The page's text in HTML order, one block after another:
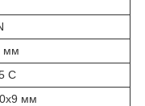
мм
С
мм